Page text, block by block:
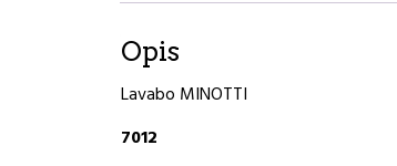
Opis
Lavabo MINOTTI
7012